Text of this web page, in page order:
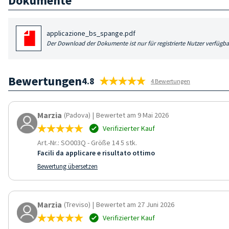
applicazione_bs_spange.pdf
Der Download der Dokumente ist nur für registrierte Nutzer
Bewertungen4.8 4 Bewertungen
Marzia (Padova) | Bewertet am 9 Mai 2026
Verifizierter Kauf
Art.-Nr.: SO003Q - Größe 14 5 stk.
Facili da applicare e risultato ottimo
Bewertung übersetzen
Marzia (Treviso) | Bewertet am 27 Juni 2026
Verifizierter Kauf